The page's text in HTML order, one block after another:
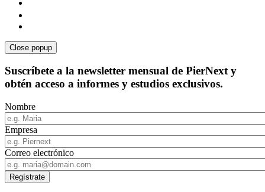
Close popup
Suscríbete a la newsletter mensual de PierNext y
obtén acceso a informes y estudios exclusivos.
Nombre
Empresa
Correo electrónico